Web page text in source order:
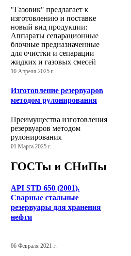
"Газовик" предлагает к
изготовлению и поставке
новый вид продукции:
Аппараты сепарационные
блочные предназначенные
для очистки и сепарации
жидких и газовых смесей
10 Апреля 2025 г.
Изготовление резервуаров
методом рулонирования
Преимущества изготовления
резервуаров методом
рулонирования
01 Марта 2025 г.
ГОСТы и СНиПы
API STD 650 (2001).
Сварные стальные
резервуары для хранения
нефти
06 Февраля 2021 г.